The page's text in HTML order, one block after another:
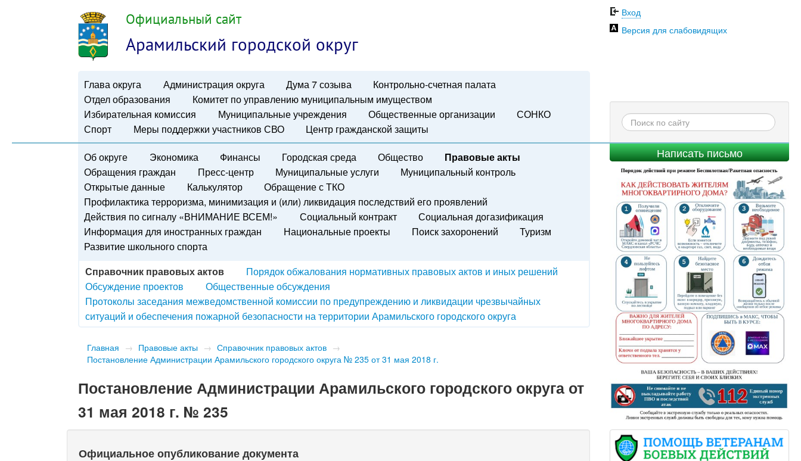
Официальный сайт
Арамильский городской округ
Глава округа Администрация округа Дума 7 созыва
Контрольно-счетная палата
Отдел образования
Комитет по управлению муниципальным имуществом
Избирательная комиссия
Муниципальные учреждения Общественные организации
СОНКО
Спорт
Меры поддержки участников СВО Центр гражданской защиты
Вход
Версия для слабовидящих
Написать письмо
Об округе Экономика Финансы Городская среда Общество
Правовые акты
Обращения граждан
Пресс-центр Муниципальные услуги
Муниципальный контроль
Открытые данные
Калькулятор
Обращение с ТКО
Профилактика терроризма, минимизация и (или) ликвидация последствий его проявлений
Действия по сигналу «ВНИМАНИЕ ВСЕМ!»
Социальный контракт
Социальная догазификация
Информация для иностранных граждан
Национальные проекты Поиск захоронений
Туризм
Развитие школьного спорта
Справочник правовых актов
Порядок обжалования нормативных правовых актов и иных решений
Обсуждение проектов
Общественные обсуждения
Протоколы заседания межведомственной комиссии по предупреждению и ликвидации чрезвычайных
ситуаций и обеспечения пожарной безопасности на территории Арамильского городского округа
Главная → Правовые акты → Справочник правовых актов →
Постановление Администрации Арамильского городского округа № 235 от 31 мая 2018 г.
Постановление Администрации Арамильского городского округа от
31 мая 2018 г. № 235
Официальное опубликование документа